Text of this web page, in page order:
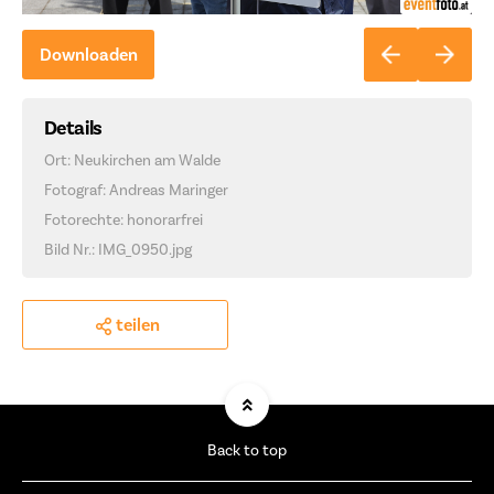
Downloaden
Details
Ort: Neukirchen am Walde
Fotograf: Andreas Maringer
Fotorechte: honorarfrei
Bild Nr.: IMG_0950.jpg
teilen
Back to top